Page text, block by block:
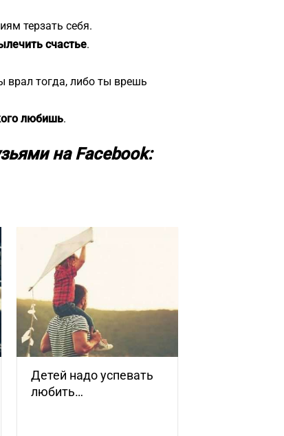
терзать себя.
счастье.
врал тогда, либо ты врешь
любишь.
на Facebook:
Детей надо успевать
любить…